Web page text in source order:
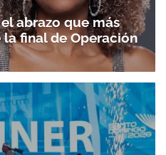
abrazo que más
final de Operación